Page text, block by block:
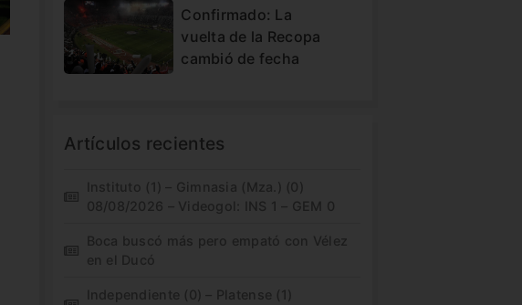
Confirmado: La
vuelta de la Recopa
cambió de fecha
Artículos recientes
Instituto (1) – Gimnasia (Mza.) (0)
08/08/2026 – Videogol: INS 1 – GEM 0
Boca buscó más pero empató con Vélez
en el Ducó
Independiente (0) – Platense (1)